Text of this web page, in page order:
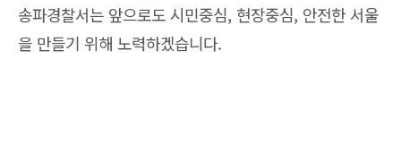
송파경찰서는 앞으로도 시민중심, 현장중심, 안전한 서울
을 만들기 위해 노력하겠습니다.